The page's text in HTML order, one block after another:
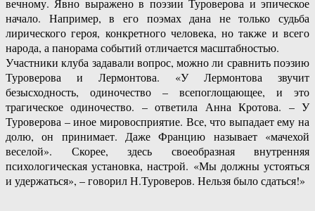
вечному. Явно выражено в поэзии Туроверова и эпическое
начало. Например, в его поэмах дана не только судьба
лирического героя, конкретного человека, но также и всего
народа, а панорама событий отличается масштабностью.
Участники клуба задавали вопрос, можно ли сравнить поэзию
Туроверова и Лермонтова. «У Лермонтова звучит
безысходность, одиночество – всепоглощающее, и это
трагическое одиночество. – ответила Анна Кротова. – У
Туроверова – иное мировосприятие. Все, что выпадает ему на
долю, он принимает. Даже Францию называет «мачехой
веселой». Скорее, здесь своеобразная внутренняя
психологическая установка, настрой. «Мы должны устояться
и удержаться», – говорил Н.Туроверов. Нельзя было сдаться!»